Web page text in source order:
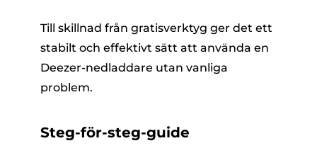
Till skillnad från gratisverktyg ger det ett
stabilt och effektivt sätt att använda en
Deezer-nedladdare utan vanliga
problem.
Steg-för-steg-guide